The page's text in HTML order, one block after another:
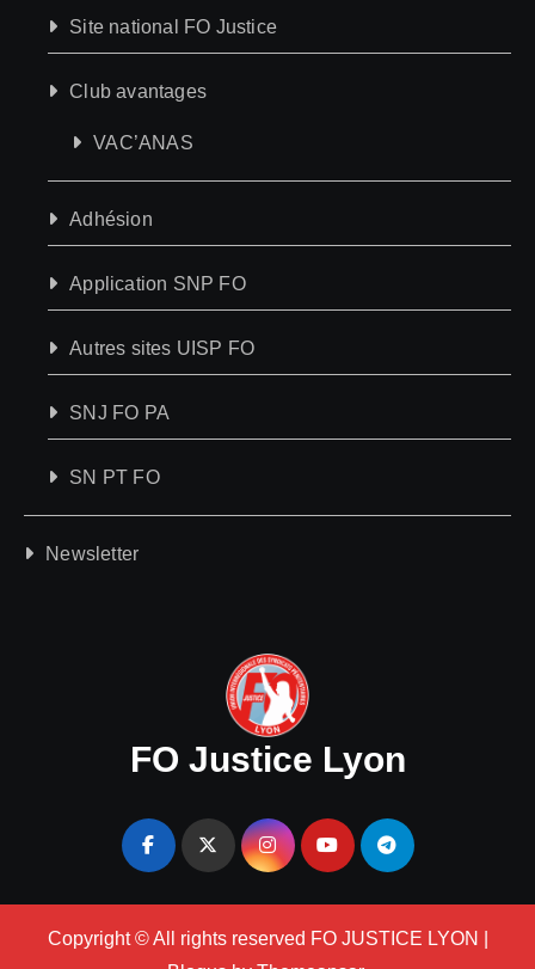
Site national FO Justice
Club avantages
VAC’ANAS
Adhésion
Application SNP FO
Autres sites UISP FO
SNJ FO PA
SN PT FO
Newsletter
FO Justice Lyon
Copyright © All rights reserved FO JUSTICE LYON